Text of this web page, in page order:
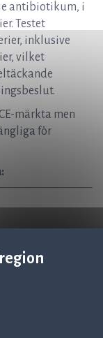
antibiotikum, i
Testet
inklusive
vilket
märkta men
för